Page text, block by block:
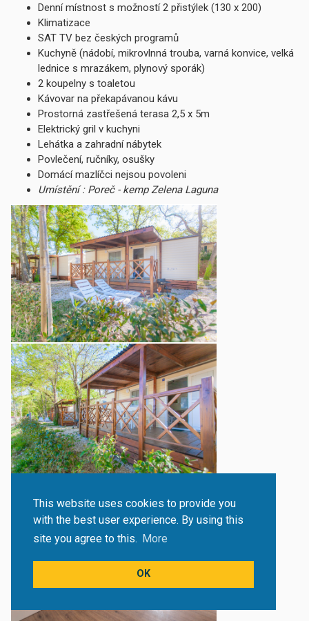
This website uses cookies to provide you
with the best user experience. By using this
site you agree to this. More
OK
Denní místnost s možností 2 přistýlek (130 x 200)
Klimatizace
SAT TV bez českých programů
Kuchyně (nádobí, mikrovlnná trouba, varná konvice, velká
lednice s mrazákem, plynový sporák)
2 koupelny s toaletou
Kávovar na překapávanou kávu
Prostorná zastřešená terasa 2,5 x 5m
Elektrický gril v kuchyni
Lehátka a zahradní nábytek
Povlečení, ručníky, osušky
Domácí mazlíčci nejsou povoleni
Umístění : Poreč - kemp Zelena Laguna